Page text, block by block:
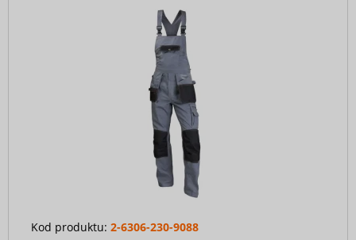
Kod produktu: 2-6306-230-9088